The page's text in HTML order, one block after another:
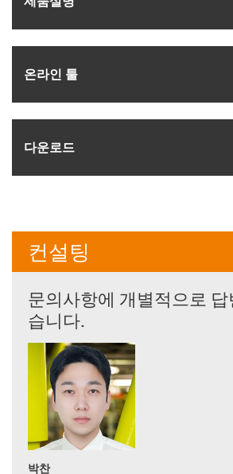
온라인 툴
다운로드
컨설팅
문의사항에 개별적으로 답
습니다.
박찬